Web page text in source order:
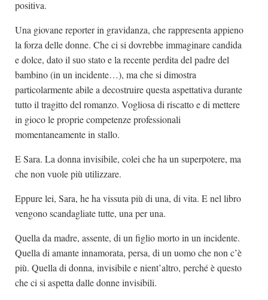
positiva.
Una giovane reporter in gravidanza, che rappresenta appieno
la forza delle donne. Che ci si dovrebbe immaginare candida
e dolce, dato il suo stato e la recente perdita del padre del
bambino (in un incidente…), ma che si dimostra
particolarmente abile a decostruire questa aspettativa durante
tutto il tragitto del romanzo. Vogliosa di riscatto e di mettere
in gioco le proprie competenze professionali
momentaneamente in stallo.
E Sara. La donna invisibile, colei che ha un superpotere, ma
che non vuole più utilizzare.
Eppure lei, Sara, he ha vissuta più di una, di vita. E nel libro
vengono scandagliate tutte, una per una.
Quella da madre, assente, di un figlio morto in un incidente.
Quella di amante innamorata, persa, di un uomo che non c’è
più. Quella di donna, invisibile e nient’altro, perché è questo
che ci si aspetta dalle donne invisibili.